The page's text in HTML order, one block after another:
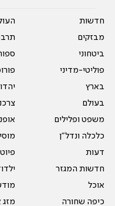
חדשות
מבזקים
ביטחוני
פוליטי-מדיני
בארץ
בעולם
משפט ופלילים
כלכלה ונדל"ן
דעות
חדשות המגזר
אוכל
כיפה שחורה
מזג